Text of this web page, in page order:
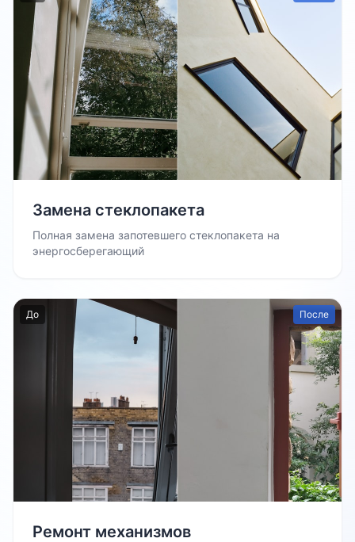
Замена стеклопакета
Полная замена запотевшего стеклопакета на
энергосберегающий
До После
Ремонт механизмов